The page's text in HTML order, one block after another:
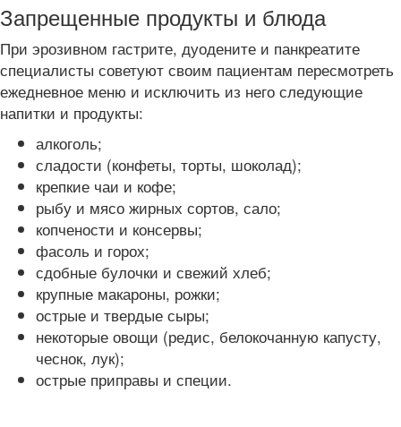
Запрещенные продукты и блюда
При эрозивном гастрите, дуодените и панкреатите
специалисты советуют своим пациентам пересмотреть
ежедневное меню и исключить из него следующие
напитки и продукты:
алкоголь;
сладости (конфеты, торты, шоколад);
крепкие чаи и кофе;
рыбу и мясо жирных сортов, сало;
копчености и консервы;
фасоль и горох;
сдобные булочки и свежий хлеб;
крупные макароны, рожки;
острые и твердые сыры;
некоторые овощи (редис, белокочанную капусту,
чеснок, лук);
острые приправы и специи.